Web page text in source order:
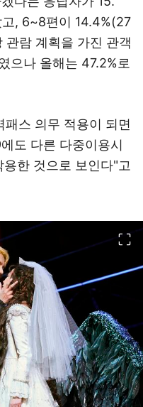
, 6~8편이 14.4%(27
람 계획을 가진 관객
으나 올해는 47.2%로
스 의무 적용이 되면
도 다른 다중이용시
한 것으로 보인다"고